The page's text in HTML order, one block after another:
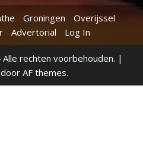
Groningen
Overijssel
Advertorial Log In
rechten voorbehouden. |
door AF themes.